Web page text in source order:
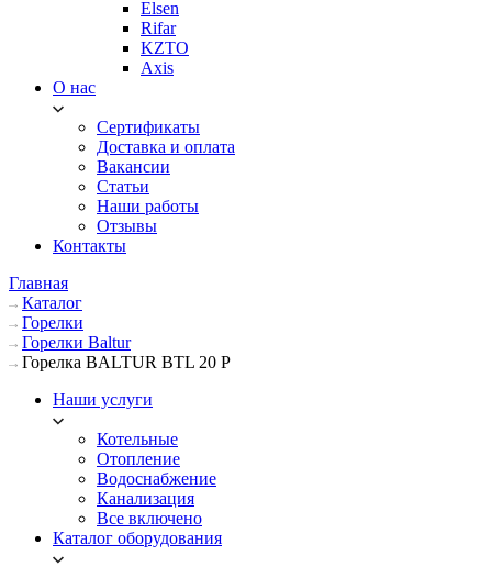
Elsen
Rifar
KZTO
Axis
О нас
Сертификаты
Доставка и оплата
Вакансии
Статьи
Наши работы
Отзывы
Контакты
Главная
Каталог
Горелки
Горелки Baltur
Горелка BALTUR BTL 20 P
Наши услуги
Котельные
Отопление
Водоснабжение
Канализация
Все включено
Каталог оборудования